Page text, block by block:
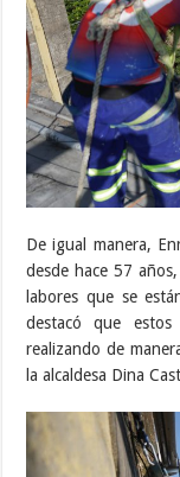
De igual manera,
desde hace 57
labores que se
destacó que
realizando de
la alcaldesa Dina